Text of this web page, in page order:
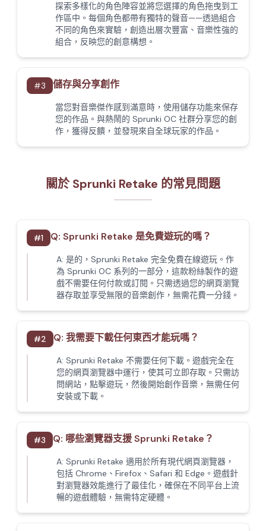
探索多樣化的角色陣容並將您選擇的角色拖曳到工
作區中。每個角色都帶有獨特的聲音——透過組合
不同的角色來實驗，創造出層次豐富、音樂性強的
組合，反映您的創意構想。
#3 儲存與分享創作
當您對音樂傑作感到滿意時，使用儲存功能來保存
您的作品。與熱鬧的 Sprunki OC 社群分享您的創
作，獲得反饋，並發現來自全球玩家的作品。
關於 Sprunki Retake 的常見問題
#1 Q: Sprunki Retake 是免費遊玩的嗎？
A: 是的，Sprunki Retake 完全免費在線遊玩。作
為 Sprunki OC 系列的一部分，這款粉絲製作的遊
戲不需要任何付款或訂閱。只需透過您的網頁瀏覽
器存取並享受無限的音樂創作，無需花費一分錢。
#2 Q: 我需要下載任何東西才能玩嗎？
A: Sprunki Retake 不需要任何下載。遊戲完全在
您的網頁瀏覽器中運行，使其可立即存取。只需訪
問網站，點擊遊玩，然後開始創作音樂，無需任何
安裝或下載。
#3 Q: 哪些瀏覽器支援 Sprunki Retake？
A: Sprunki Retake 適用於所有現代網頁瀏覽器，
包括 Chrome、Firefox、Safari 和 Edge。遊戲針
對瀏覽器效能進行了最佳化，確保在不同平台上流
暢的遊戲體驗，無需特定硬體。